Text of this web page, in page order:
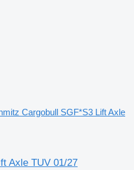
Cargobull SGF*S3 Lift Axle
Axle TUV 01/27